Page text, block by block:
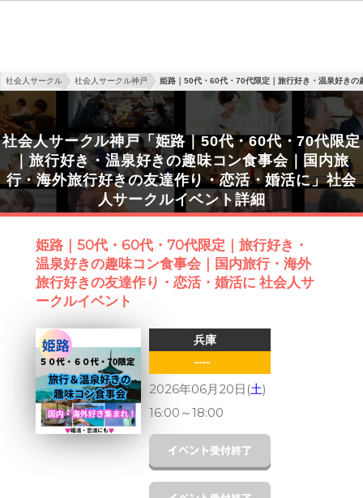
社会人サークル 社会人サークル神戸 姫路｜50代・60代・70代限定｜旅行好き・温泉好き
社会人サークル神戸「姫路｜50代・60代・70代限定
｜旅行好き・温泉好きの趣味コン食事会｜国内旅
行・海外旅行好きの友達作り・恋活・婚活に」社会
人サークルイベント詳細
姫路｜50代・60代・70代限定｜旅行好き・
温泉好きの趣味コン食事会｜国内旅行・海外
旅行好きの友達作り・恋活・婚活に 社会人サ
ークルイベント
兵庫
----
2026年06月20日(土)
16:00 ～18:00